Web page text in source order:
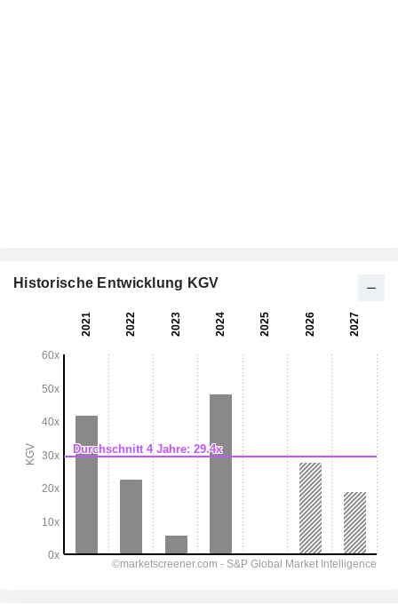
Historische Entwicklung KGV